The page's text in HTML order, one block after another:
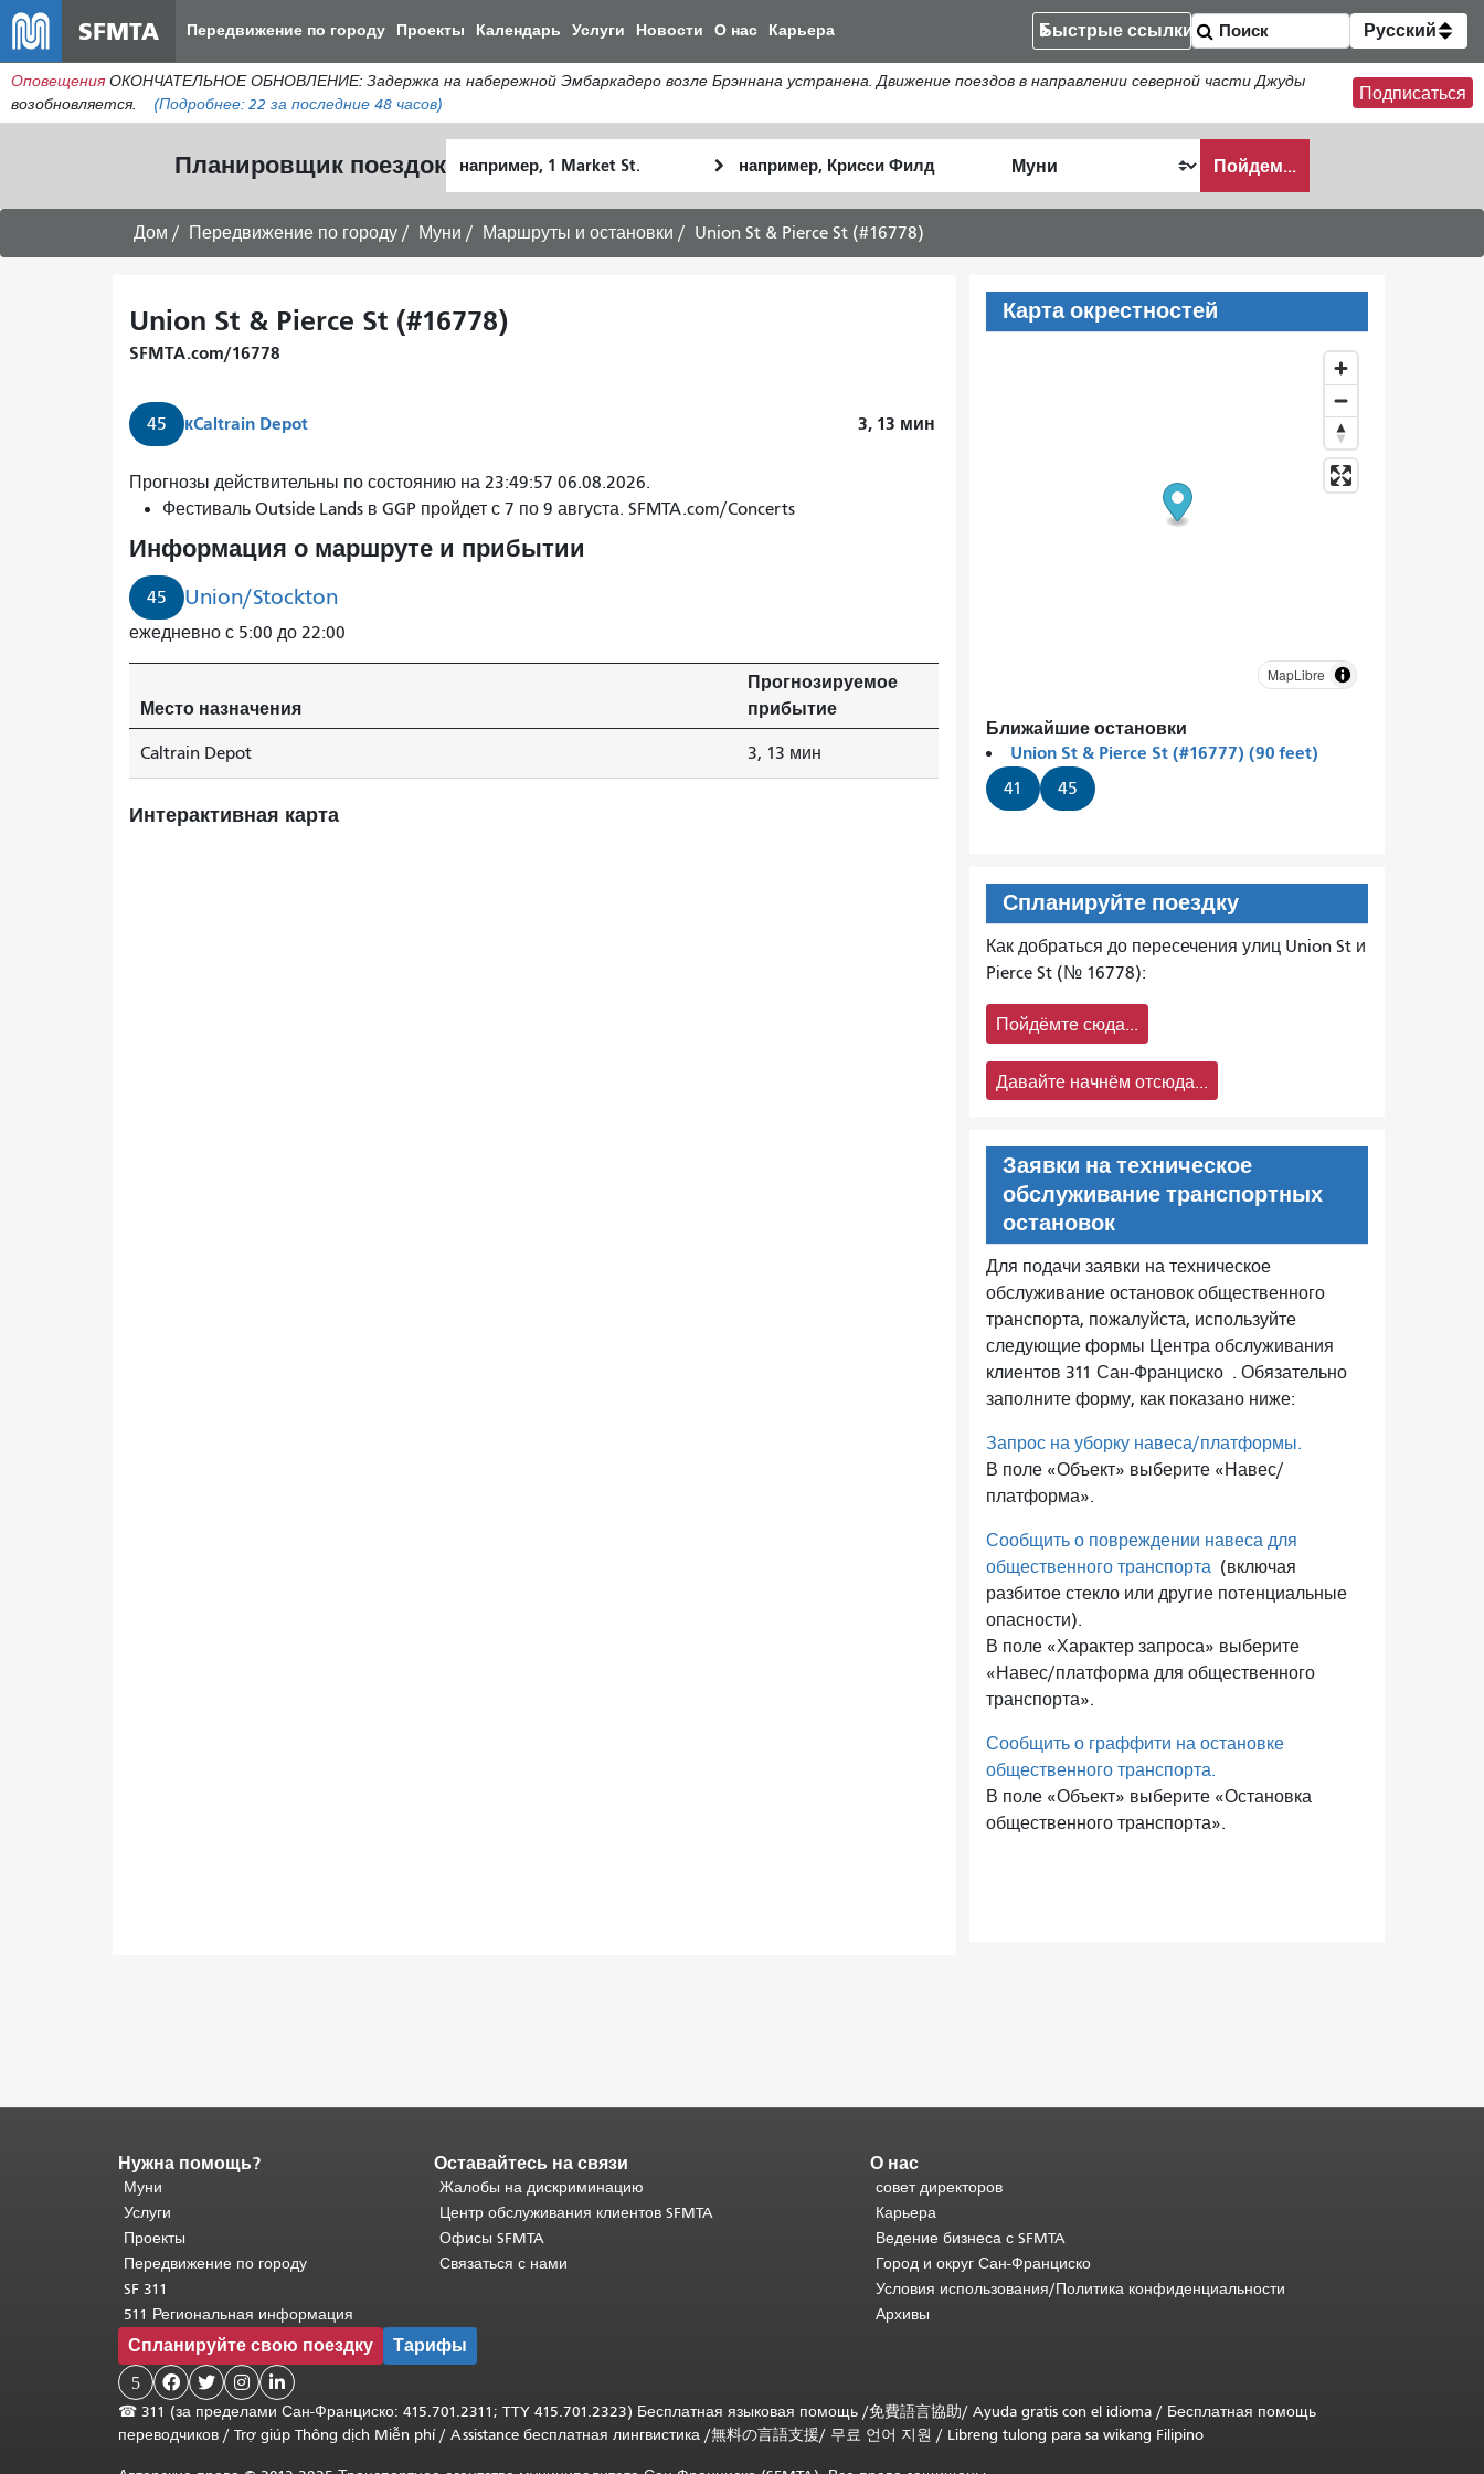
к
общему
содержанию
SFMTA Передвижение по городу Проекты Календарь Услуги Новости О нас Карьера Быстрые ссылки Русский
Оповещения ОКОНЧАТЕЛЬНОЕ ОБНОВЛЕНИЕ: Задержка на набережной Эмбаркадеро возле Брэннана устранена. Движение поездов в направлении северной части Джуды
возобновляется.
(Подробнее: 22 за последние 48 часов)
Подписаться
Планировщик поездок местоположение
окончания
я
хочу
путешествовать
Пойдем...
Дом Передвижение по городу Муни Маршруты и остановки Union St & Pierce St (#16778)
Union St & Pierce St (#16778)
SFMTA.com/16778
45 кCaltrain Depot 3, 13 мин
Автобус
№
45
Union/Stockton
прибудет
через
3
минуты.
Прогнозы действительны по состоянию на 23:49:57 06.08.2026.
Фестиваль Outside Lands в GGP пройдет с 7 по 9 августа. SFMTA.com/Concerts
Информация о маршруте и прибытии
45 Union/Stockton
ежедневно с 5:00 до 22:00
Место назначения
Прогнозируемое
прибытие
Caltrain Depot 3, 13 мин
Интерактивная карта
Карта окрестностей
MapLibre
Ближайшие остановки
Union St & Pierce St (#16777) (90 feet)
41 45
Спланируйте поездку
Как добраться до пересечения улиц Union St и
Pierce St (№ 16778):
Пойдёмте сюда...
Давайте начнём отсюда...
Заявки на техническое
обслуживание транспортных
остановок
Для подачи заявки на техническое
обслуживание остановок общественного
транспорта, пожалуйста, используйте
следующие формы Центра обслуживания
клиентов 311 Сан-Франциско . Обязательно
заполните форму, как показано ниже:
Запрос на уборку навеса/платформы.
В поле «Объект» выберите «Навес/
платформа».
Сообщить о повреждении навеса для
общественного транспорта(включая
разбитое стекло или другие потенциальные
опасности).
В поле «Характер запроса» выберите
«Навес/платформа для общественного
транспорта».
Сообщить о граффити на остановке
общественного транспорта.
В поле «Объект» выберите «Остановка
общественного транспорта».
Конец
содержимого
страницы.
часть
этой
страницы
на
каждой
странице.
Вернуться
к
началу
основного
Нужна помощь?
Муни
Услуги
Проекты
Передвижение по городу
SF 311
511 Региональная информация
Оставайтесь на связи
Жалобы на дискриминацию
Центр обслуживания клиентов SFMTA
Офисы SFMTA
Связаться с нами
О нас
совет директоров
Карьера
Ведение бизнеса с SFMTA
Город и округ Сан-Франциско
Условия использования/Политика конфиденциальности
Архивы
Спланируйте свою поездку Тарифы
5    
☎ 311 (за пределами Сан-Франциско: 415.701.2311; TTY 415.701.2323) Бесплатная языковая помощь /免費語言協助/ Ayuda gratis con el idioma / Бесплатная помощь
переводчиков / Trợ giúp Thông dịch Miễn phí/ Assistance бесплатная лингвистика /無料の言語支援/ 무료 언어 지원 / Libreng tulong para sa wikang Filipino